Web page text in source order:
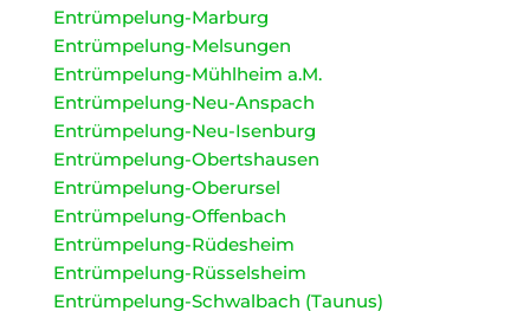
Entrümpelung-Marburg
Entrümpelung-Melsungen
Entrümpelung-Mühlheim a.M.
Entrümpelung-Neu-Anspach
Entrümpelung-Neu-Isenburg
Entrümpelung-Obertshausen
Entrümpelung-Oberursel
Entrümpelung-Offenbach
Entrümpelung-Rüdesheim
Entrümpelung-Rüsselsheim
Entrümpelung-Schwalbach (Taunus)